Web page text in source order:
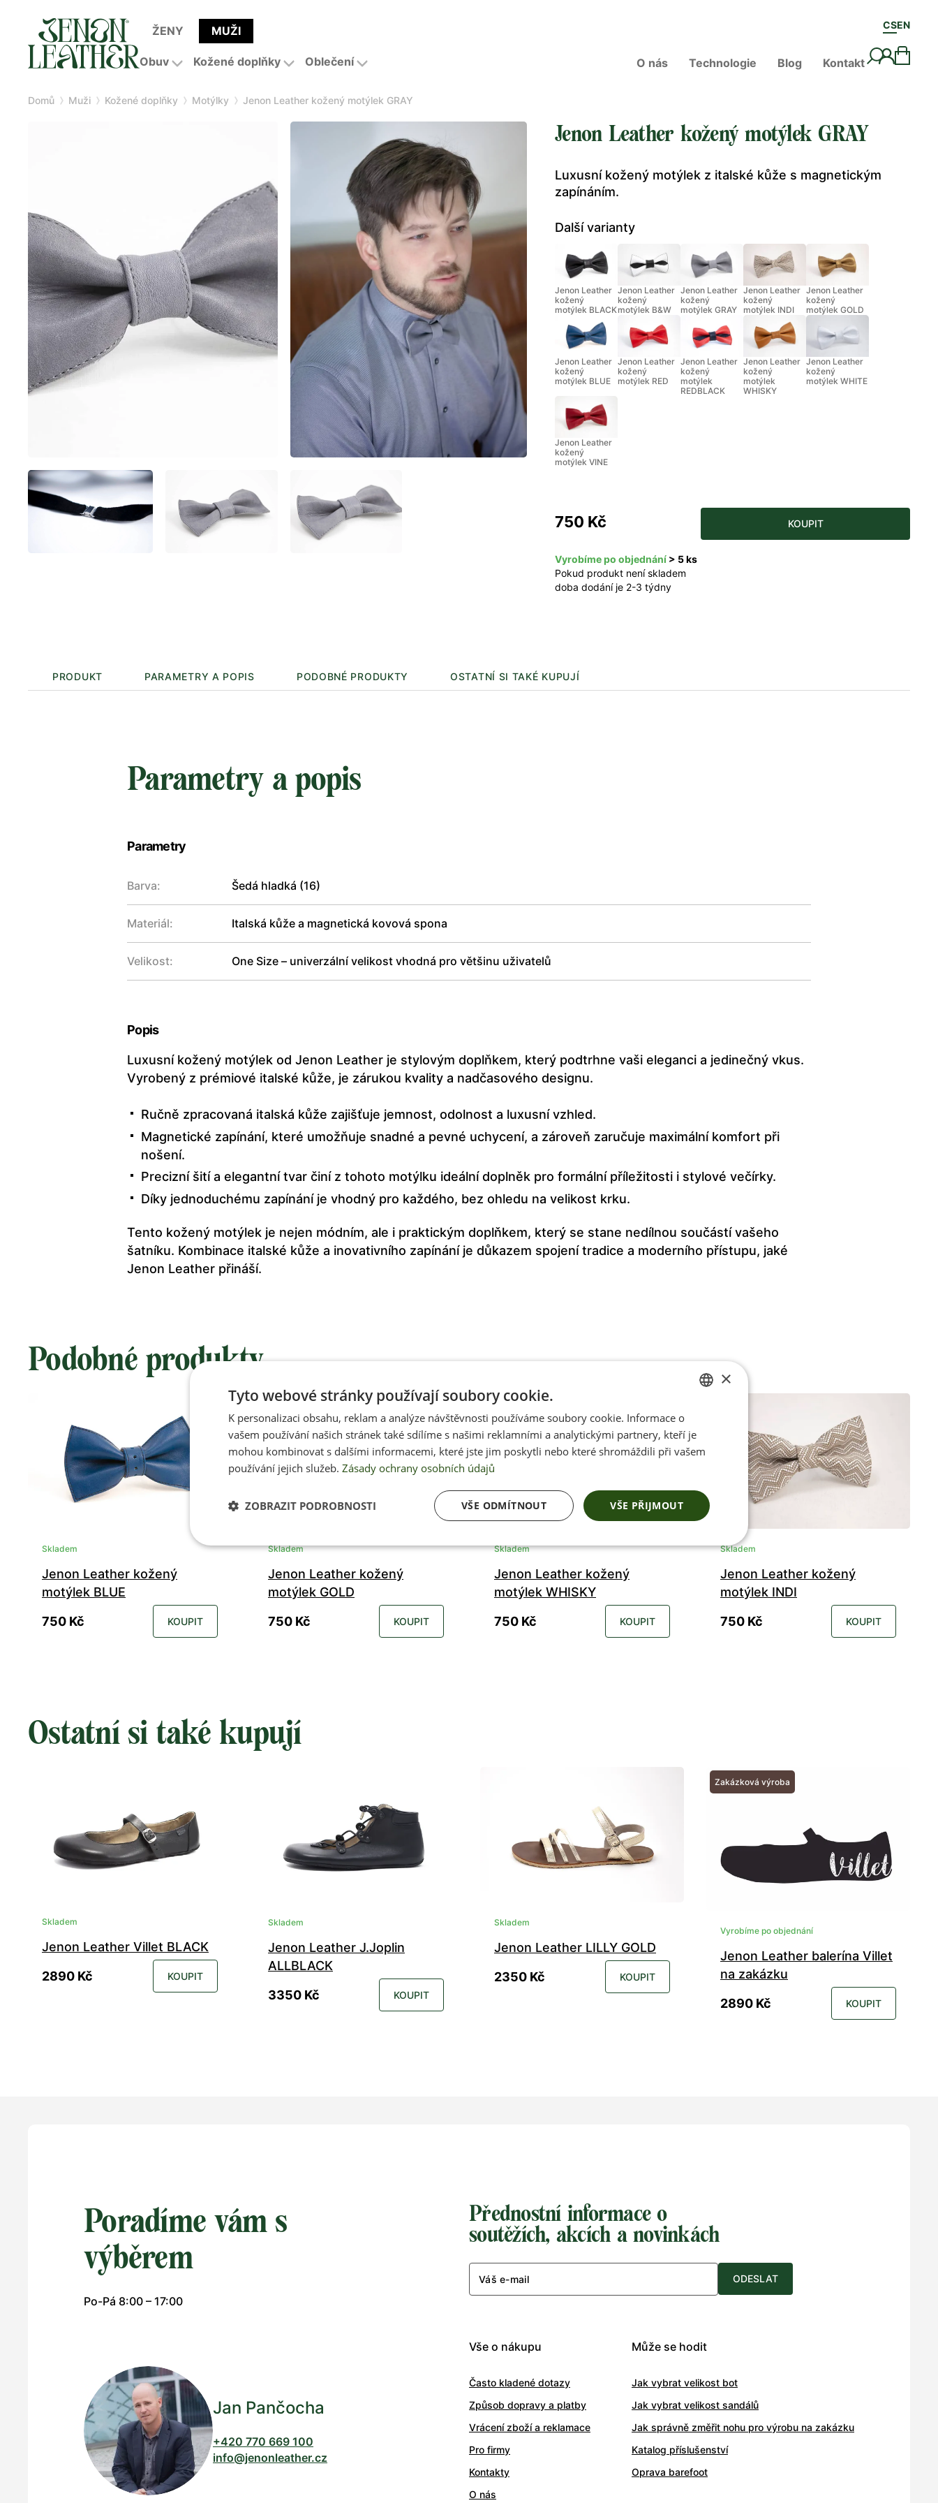
ŽENY MUŽI
Obuv Kožené doplňky Oblečení O nás Technologie Blog Kontakt
CSEN
Domů Muži Kožené doplňky Motýlky Jenon Leather kožený motýlek GRAY
Jenon Leather kožený motýlek GRAY
Luxusní kožený motýlek z italské kůže s magnetickým
zapínáním.
Další varianty
Jenon Leather
kožený
motýlek BLACK
Jenon Leather
kožený
motýlek B&W
Jenon Leather
kožený
motýlek GRAY
Jenon Leather
kožený
motýlek INDI
Jenon Leather
kožený
motýlek GOLD
Jenon Leather
kožený
motýlek BLUE
Jenon Leather
kožený
motýlek RED
Jenon Leather
kožený
motýlek
REDBLACK
Jenon Leather
kožený
motýlek
WHISKY
Jenon Leather
kožený
motýlek WHITE
Jenon Leather
kožený
motýlek VINE
750 Kč KOUPIT
Vyrobíme po objednání > 5 ks
Pokud produkt není skladem
doba dodání je 2-3 týdny
PRODUKT PARAMETRY A POPIS PODOBNÉ PRODUKTY OSTATNÍ SI TAKÉ KUPUJÍ
Parametry a popis
Parametry
Barva: Šedá hladká (16)
Materiál: Italská kůže a magnetická kovová spona
Velikost: One Size – univerzální velikost vhodná pro většinu uživatelů
Popis
Luxusní kožený motýlek od Jenon Leather je stylovým doplňkem, který podtrhne vaši eleganci a jedinečný vkus.
Vyrobený z prémiové italské kůže, je zárukou kvality a nadčasového designu.
Ručně zpracovaná italská kůže zajišťuje jemnost, odolnost a luxusní vzhled.
Magnetické zapínání, které umožňuje snadné a pevné uchycení, a zároveň zaručuje maximální komfort při
nošení.
Precizní šití a elegantní tvar činí z tohoto motýlku ideální doplněk pro formální příležitosti i stylové večírky.
Díky jednoduchému zapínání je vhodný pro každého, bez ohledu na velikost krku.
Tento kožený motýlek je nejen módním, ale i praktickým doplňkem, který se stane nedílnou součástí vašeho
šatníku. Kombinace italské kůže a inovativního zapínání je důkazem spojení tradice a moderního přístupu, jaké
Jenon Leather přináší.
Podobné produkty
Skladem
Jenon Leather kožený
motýlek BLUE
750 Kč
KOUPIT
Skladem
Jenon Leather kožený
motýlek GOLD
750 Kč
KOUPIT
Skladem
Jenon Leather kožený
motýlek WHISKY
750 Kč
KOUPIT
Skladem
Jenon Leather kožený
motýlek INDI
750 Kč
KOUPIT
Ostatní si také kupují
Skladem
Jenon Leather Villet BLACK
2890 Kč
KOUPIT
Skladem
Jenon Leather J.Joplin
ALLBLACK
3350 Kč
KOUPIT
Skladem
Jenon Leather LILLY GOLD
2350 Kč
KOUPIT
Zakázková výroba
Vyrobíme po objednání
Jenon Leather balerína Villet
na zakázku
2890 Kč
KOUPIT
Poradíme vám s
výběrem
Po-Pá 8:00 – 17:00
Jan Pančocha
+420 770 669 100
info@jenonleather.cz
Přednostní informace o
soutěžích, akcích a novinkách
Váš e-mail ODESLAT
Vše o nákupu
Často kladené dotazy
Způsob dopravy a platby
Vrácení zboží a reklamace
Pro firmy
Kontakty
O nás
Může se hodit
Jak vybrat velikost bot
Jak vybrat velikost sandálů
Jak správně změřit nohu pro výrobu na zakázku
Katalog příslušenství
Oprava barefoot
ENGLISH
×
Tyto webové stránky používají soubory cookie.
K personalizaci obsahu, reklam a analýze návštěvnosti používáme soubory cookie. Informace o
vašem používání našich stránek také sdílíme s našimi reklamními a analytickými partnery, kteří je
mohou kombinovat s dalšími informacemi, které jste jim poskytli nebo které shromáždili při vašem
používání jejich služeb. Zásady ochrany osobních údajů
VŠE PŘIJMOUT
VŠE ODMÍTNOUT
ZOBRAZIT PODROBNOSTI